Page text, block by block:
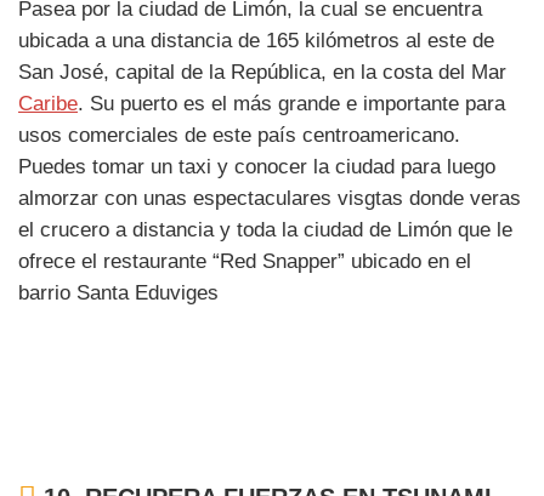
Pasea por la ciudad de Limón, la cual se encuentra
ubicada a una distancia de 165 kilómetros al este de
San José, capital de la República, en la costa del Mar
Caribe. Su puerto es el más grande e importante para
usos comerciales de este país centroamericano.
Puedes tomar un taxi y conocer la ciudad para luego
almorzar con unas espectaculares visgtas donde veras
el crucero a distancia y toda la ciudad de Limón que le
ofrece el restaurante “Red Snapper” ubicado en el
barrio Santa Eduviges